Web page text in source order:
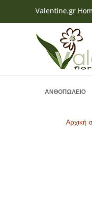
Valentine.gr
ΑΝΘΟΠΩΛΕΙΟ
Αρχική